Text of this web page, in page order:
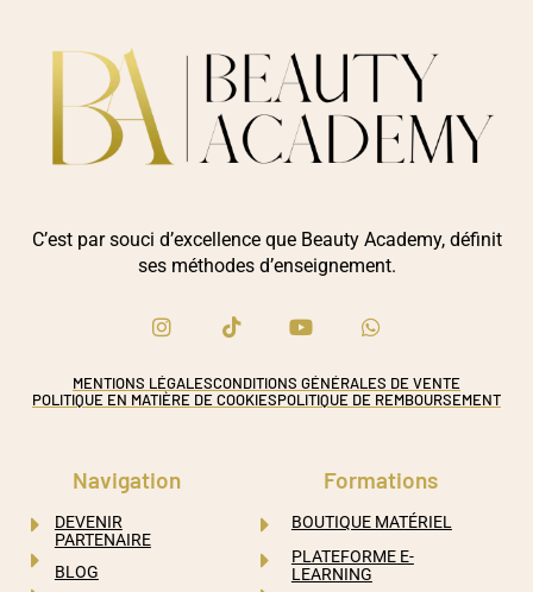
C’est par souci d’excellence que Beauty Academy, définit
ses méthodes d’enseignement.
MENTIONS LÉGALESCONDITIONS GÉNÉRALES DE VENTE
POLITIQUE EN MATIÈRE DE COOKIESPOLITIQUE DE REMBOURSEMENT
Navigation
DEVENIR
PARTENAIRE
BLOG
Formations
BOUTIQUE MATÉRIEL
PLATEFORME E-
LEARNING